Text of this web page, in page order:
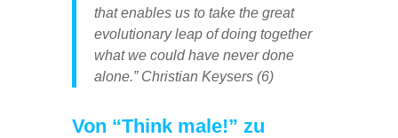
that enables us to take the great
evolutionary leap of doing together
what we could have never done
alone.” Christian Keysers (6)
Von “Think male!” zu